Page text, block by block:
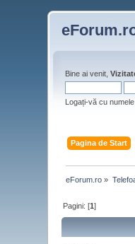
Bine ai venit,
Logați-vă cu
Pagina de Start
eForum.ro »
Pagini: [1]